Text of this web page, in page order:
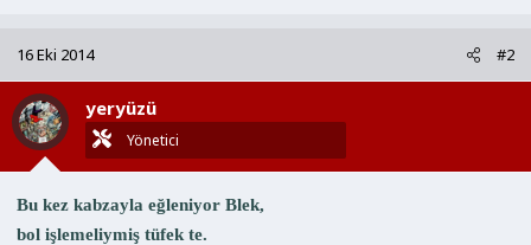
i
l
e
r
16 Eki 2014 #2
yeryüzü
Yönetici
Bu kez kabzayla eğleniyor Blek,
bol işlemeliymiş tüfek te.